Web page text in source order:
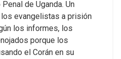
de Uganda. Un
evangelistas a prisión
los informes, los
porque los
el Corán en su